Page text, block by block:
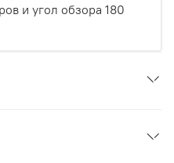
и угол обзора 180